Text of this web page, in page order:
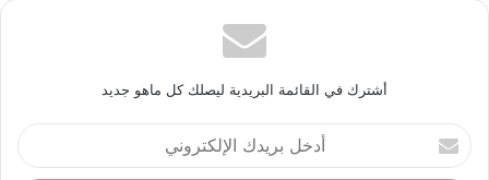
أشترك في القائمة البريدية ليصلك كل ماهو جديد
أ
د